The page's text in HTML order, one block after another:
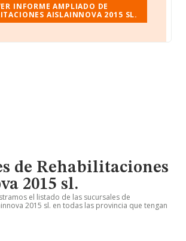
INFORME AMPLIADO DE
AISLAINNOVA 2015 SL.
de Rehabilitaciones
2015 sl.
el listado de las sucursales de
2015 sl. en todas las provincia que tengan